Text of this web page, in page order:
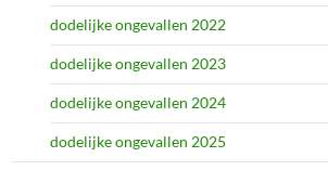
dodelijke ongevallen 2022
dodelijke ongevallen 2023
dodelijke ongevallen 2024
dodelijke ongevallen 2025